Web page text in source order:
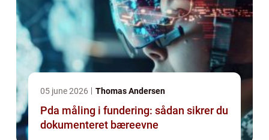
05 june 2026 Thomas Andersen
Pda måling i fundering: sådan sikrer du
dokumenteret bæreevne